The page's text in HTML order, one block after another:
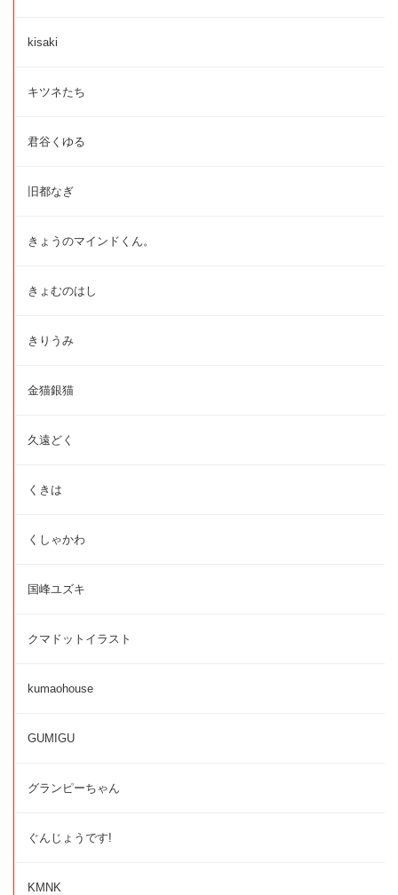
kisaki
キツネたち
君谷くゆる
旧都なぎ
きょうのマインドくん。
きょむのはし
きりうみ
金猫銀猫
久遠どく
くきは
くしゃかわ
国峰ユズキ
クマドットイラスト
kumaohouse
GUMIGU
グランピーちゃん
ぐんじょうです!
KMNK